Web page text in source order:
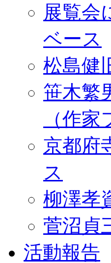
展覧会
ベース
松島健
笹木繁
（作家
京都府
ス
柳澤孝
菅沼貞
活動報告